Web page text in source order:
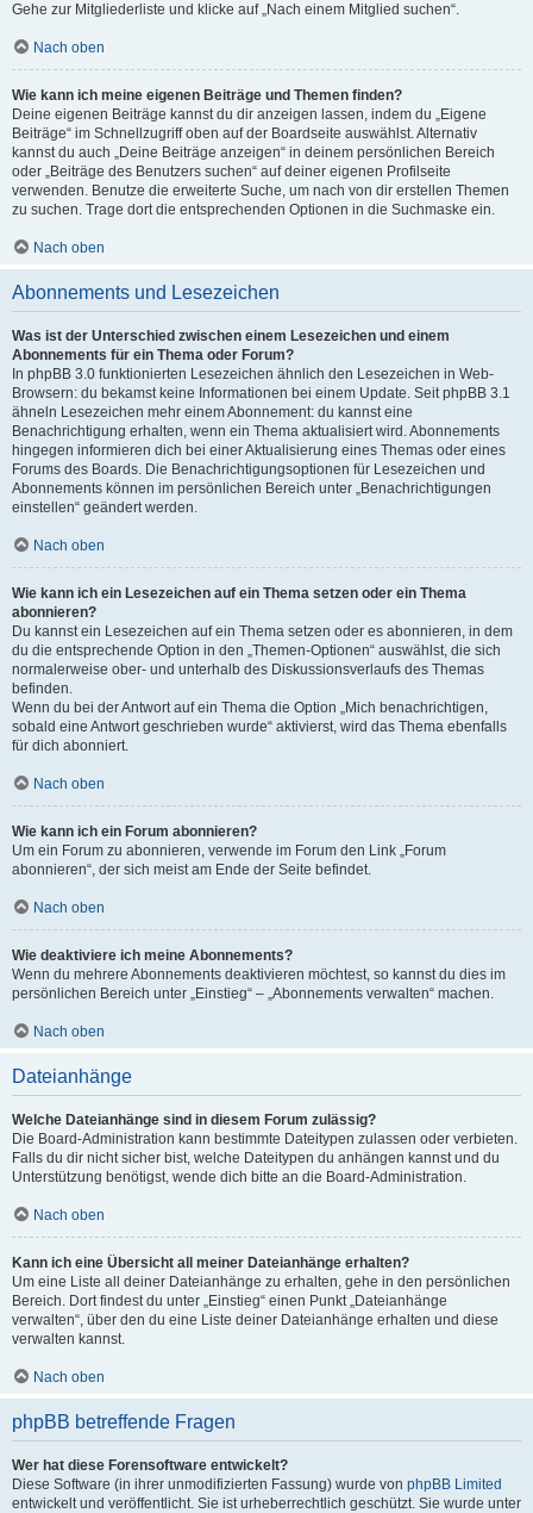
Gehe zur Mitgliederliste und klicke auf „Nach einem Mitglied suchen“.
Nach oben
Wie kann ich meine eigenen Beiträge und Themen finden?
Deine eigenen Beiträge kannst du dir anzeigen lassen, indem du „Eigene
Beiträge“ im Schnellzugriff oben auf der Boardseite auswählst. Alternativ
kannst du auch „Deine Beiträge anzeigen“ in deinem persönlichen Bereich
oder „Beiträge des Benutzers suchen“ auf deiner eigenen Profilseite
verwenden. Benutze die erweiterte Suche, um nach von dir erstellen Themen
zu suchen. Trage dort die entsprechenden Optionen in die Suchmaske ein.
Nach oben
Abonnements und Lesezeichen
Was ist der Unterschied zwischen einem Lesezeichen und einem
Abonnements für ein Thema oder Forum?
In phpBB 3.0 funktionierten Lesezeichen ähnlich den Lesezeichen in Web-
Browsern: du bekamst keine Informationen bei einem Update. Seit phpBB 3.1
ähneln Lesezeichen mehr einem Abonnement: du kannst eine
Benachrichtigung erhalten, wenn ein Thema aktualisiert wird. Abonnements
hingegen informieren dich bei einer Aktualisierung eines Themas oder eines
Forums des Boards. Die Benachrichtigungsoptionen für Lesezeichen und
Abonnements können im persönlichen Bereich unter „Benachrichtigungen
einstellen“ geändert werden.
Nach oben
Wie kann ich ein Lesezeichen auf ein Thema setzen oder ein Thema
abonnieren?
Du kannst ein Lesezeichen auf ein Thema setzen oder es abonnieren, in dem
du die entsprechende Option in den „Themen-Optionen“ auswählst, die sich
normalerweise ober- und unterhalb des Diskussionsverlaufs des Themas
befinden.
Wenn du bei der Antwort auf ein Thema die Option „Mich benachrichtigen,
sobald eine Antwort geschrieben wurde“ aktivierst, wird das Thema ebenfalls
für dich abonniert.
Nach oben
Wie kann ich ein Forum abonnieren?
Um ein Forum zu abonnieren, verwende im Forum den Link „Forum
abonnieren“, der sich meist am Ende der Seite befindet.
Nach oben
Wie deaktiviere ich meine Abonnements?
Wenn du mehrere Abonnements deaktivieren möchtest, so kannst du dies im
persönlichen Bereich unter „Einstieg“ – „Abonnements verwalten“ machen.
Nach oben
Dateianhänge
Welche Dateianhänge sind in diesem Forum zulässig?
Die Board-Administration kann bestimmte Dateitypen zulassen oder verbieten.
Falls du dir nicht sicher bist, welche Dateitypen du anhängen kannst und du
Unterstützung benötigst, wende dich bitte an die Board-Administration.
Nach oben
Kann ich eine Übersicht all meiner Dateianhänge erhalten?
Um eine Liste all deiner Dateianhänge zu erhalten, gehe in den persönlichen
Bereich. Dort findest du unter „Einstieg“ einen Punkt „Dateianhänge
verwalten“, über den du eine Liste deiner Dateianhänge erhalten und diese
verwalten kannst.
Nach oben
phpBB betreffende Fragen
Wer hat diese Forensoftware entwickelt?
Diese Software (in ihrer unmodifizierten Fassung) wurde von phpBB Limited
entwickelt und veröffentlicht. Sie ist urheberrechtlich geschützt. Sie wurde unter